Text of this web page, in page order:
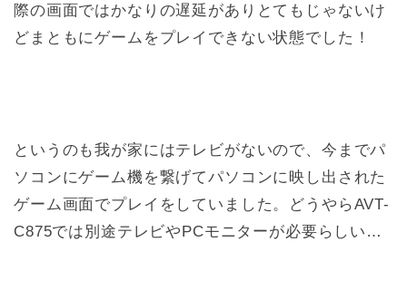
際の画面ではかなりの遅延がありとてもじゃないけ
どまともにゲームをプレイできない状態でした！
というのも我が家にはテレビがないので、今までパ
ソコンにゲーム機を繋げてパソコンに映し出された
ゲーム画面でプレイをしていました。どうやらAVT-
C875では別途テレビやPCモニターが必要らしい…